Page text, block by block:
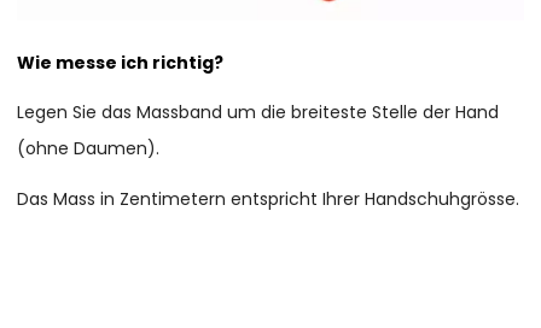
Wie messe ich richtig?
Legen Sie das Massband um die breiteste Stelle der Hand
(ohne Daumen).
Das Mass in Zentimetern entspricht Ihrer Handschuhgrösse.